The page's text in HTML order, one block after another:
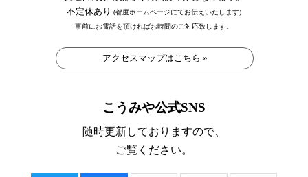
不定休あり (都度ホームページにてお伝えいたします)
事前にお電話を頂ければお時間のご対応致します。
アクセスマップはこちら »
こうみや公式SNS
随時更新しておりますので、
ご覧ください。